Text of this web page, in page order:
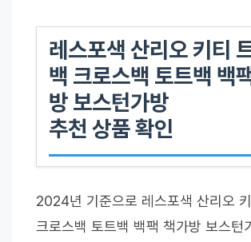
레스포색 산리오 키티
백 크로스백 토트백 백
방 보스턴가방
추천 상품 확인
2024년 기준으로 레스포색 산리오
크로스백 토트백 백팩 책가방 보스턴